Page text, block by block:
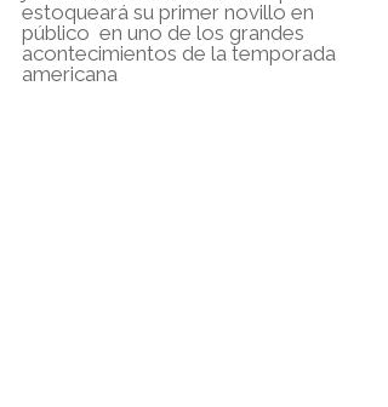
estoqueará su primer novillo en
público  en uno de los grandes
acontecimientos de la temporada
americana